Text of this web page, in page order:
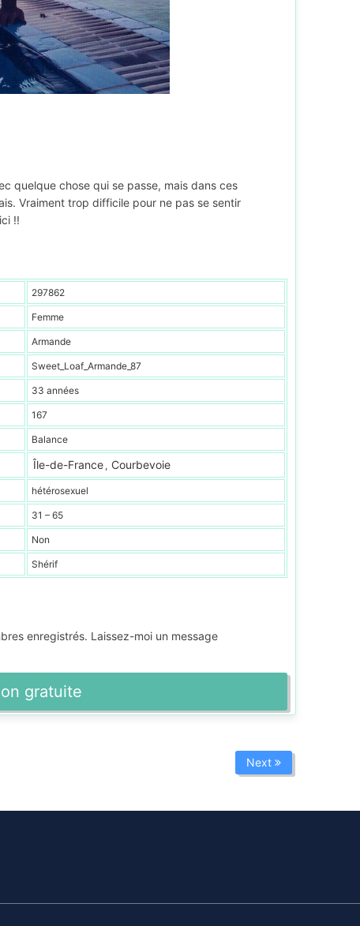
quelque chose qui se passe, mais dans ces
Vraiment trop difficile pour ne pas se sentir
!!
297862
Femme
Armande
Sweet_Loaf_Armande_87
33 années
167
Balance
Île-de-France , Courbevoie
hétérosexuel
31 – 65
Non
Shérif
enregistrés. Laissez-moi un message
gratuite
Next